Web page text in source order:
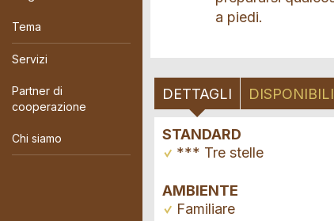
Tema
Servizi
Partner di
cooperazione
Chi siamo
a piedi.
DETTAGLI
STANDARD
*** Tre stelle
AMBIENTE
Familiare